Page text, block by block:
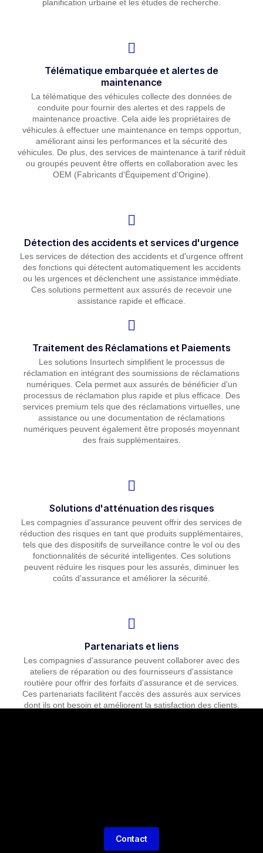
planification urbaine et les études de recherche.
Télématique embarquée et alertes de
maintenance
La télématique des véhicules collecte des données de
conduite pour fournir des alertes et des rappels de
maintenance proactive. Cela aide les propriétaires de
véhicules à effectuer une maintenance en temps opportun,
améliorant ainsi les performances et la sécurité des
véhicules. De plus, des services de maintenance à tarif réduit
ou groupés peuvent être offerts en collaboration avec les
OEM (Fabricants d'Équipement d'Origine).
Détection des accidents et services d'urgence
Les services de détection des accidents et d'urgence offrent
des fonctions qui détectent automatiquement les accidents
ou les urgences et déclenchent une assistance immédiate.
Ces solutions permettent aux assurés de recevoir une
assistance rapide et efficace.
Traitement des Réclamations et Paiements
Les solutions Insurtech simplifient le processus de
réclamation en intégrant des soumissions de réclamations
numériques. Cela permet aux assurés de bénéficier d'un
processus de réclamation plus rapide et plus efficace. Des
services premium tels que des réclamations virtuelles, une
assistance ou une documentation de réclamations
numériques peuvent également être proposés moyennant
des frais supplémentaires.
Solutions d'atténuation des risques
Les compagnies d'assurance peuvent offrir des services de
réduction des risques en tant que produits supplémentaires,
tels que des dispositifs de surveillance contre le vol ou des
fonctionnalités de sécurité intelligentes. Ces solutions
peuvent réduire les risques pour les assurés, diminuer les
coûts d'assurance et améliorer la sécurité.
Partenariats et liens
Les compagnies d'assurance peuvent collaborer avec des
ateliers de réparation ou des fournisseurs d'assistance
routière pour offrir des forfaits d'assurance et de services.
Ces partenariats facilitent l'accès des assurés aux services
dont ils ont besoin et améliorent la satisfaction des clients.
Contact